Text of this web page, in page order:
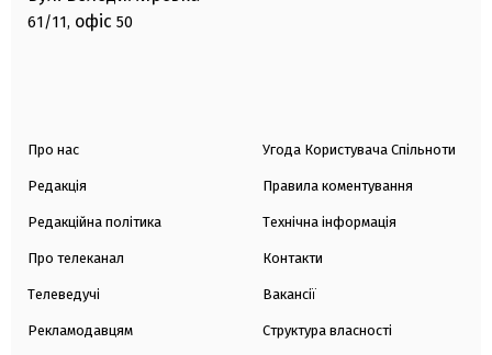
61/11, офіс 50
Про нас
Редакція
Редакційна політика
Про телеканал
Телеведучі
Рекламодавцям
Угода Користувача Спільноти
Правила коментування
Технічна інформація
Контакти
Вакансії
Структура власності